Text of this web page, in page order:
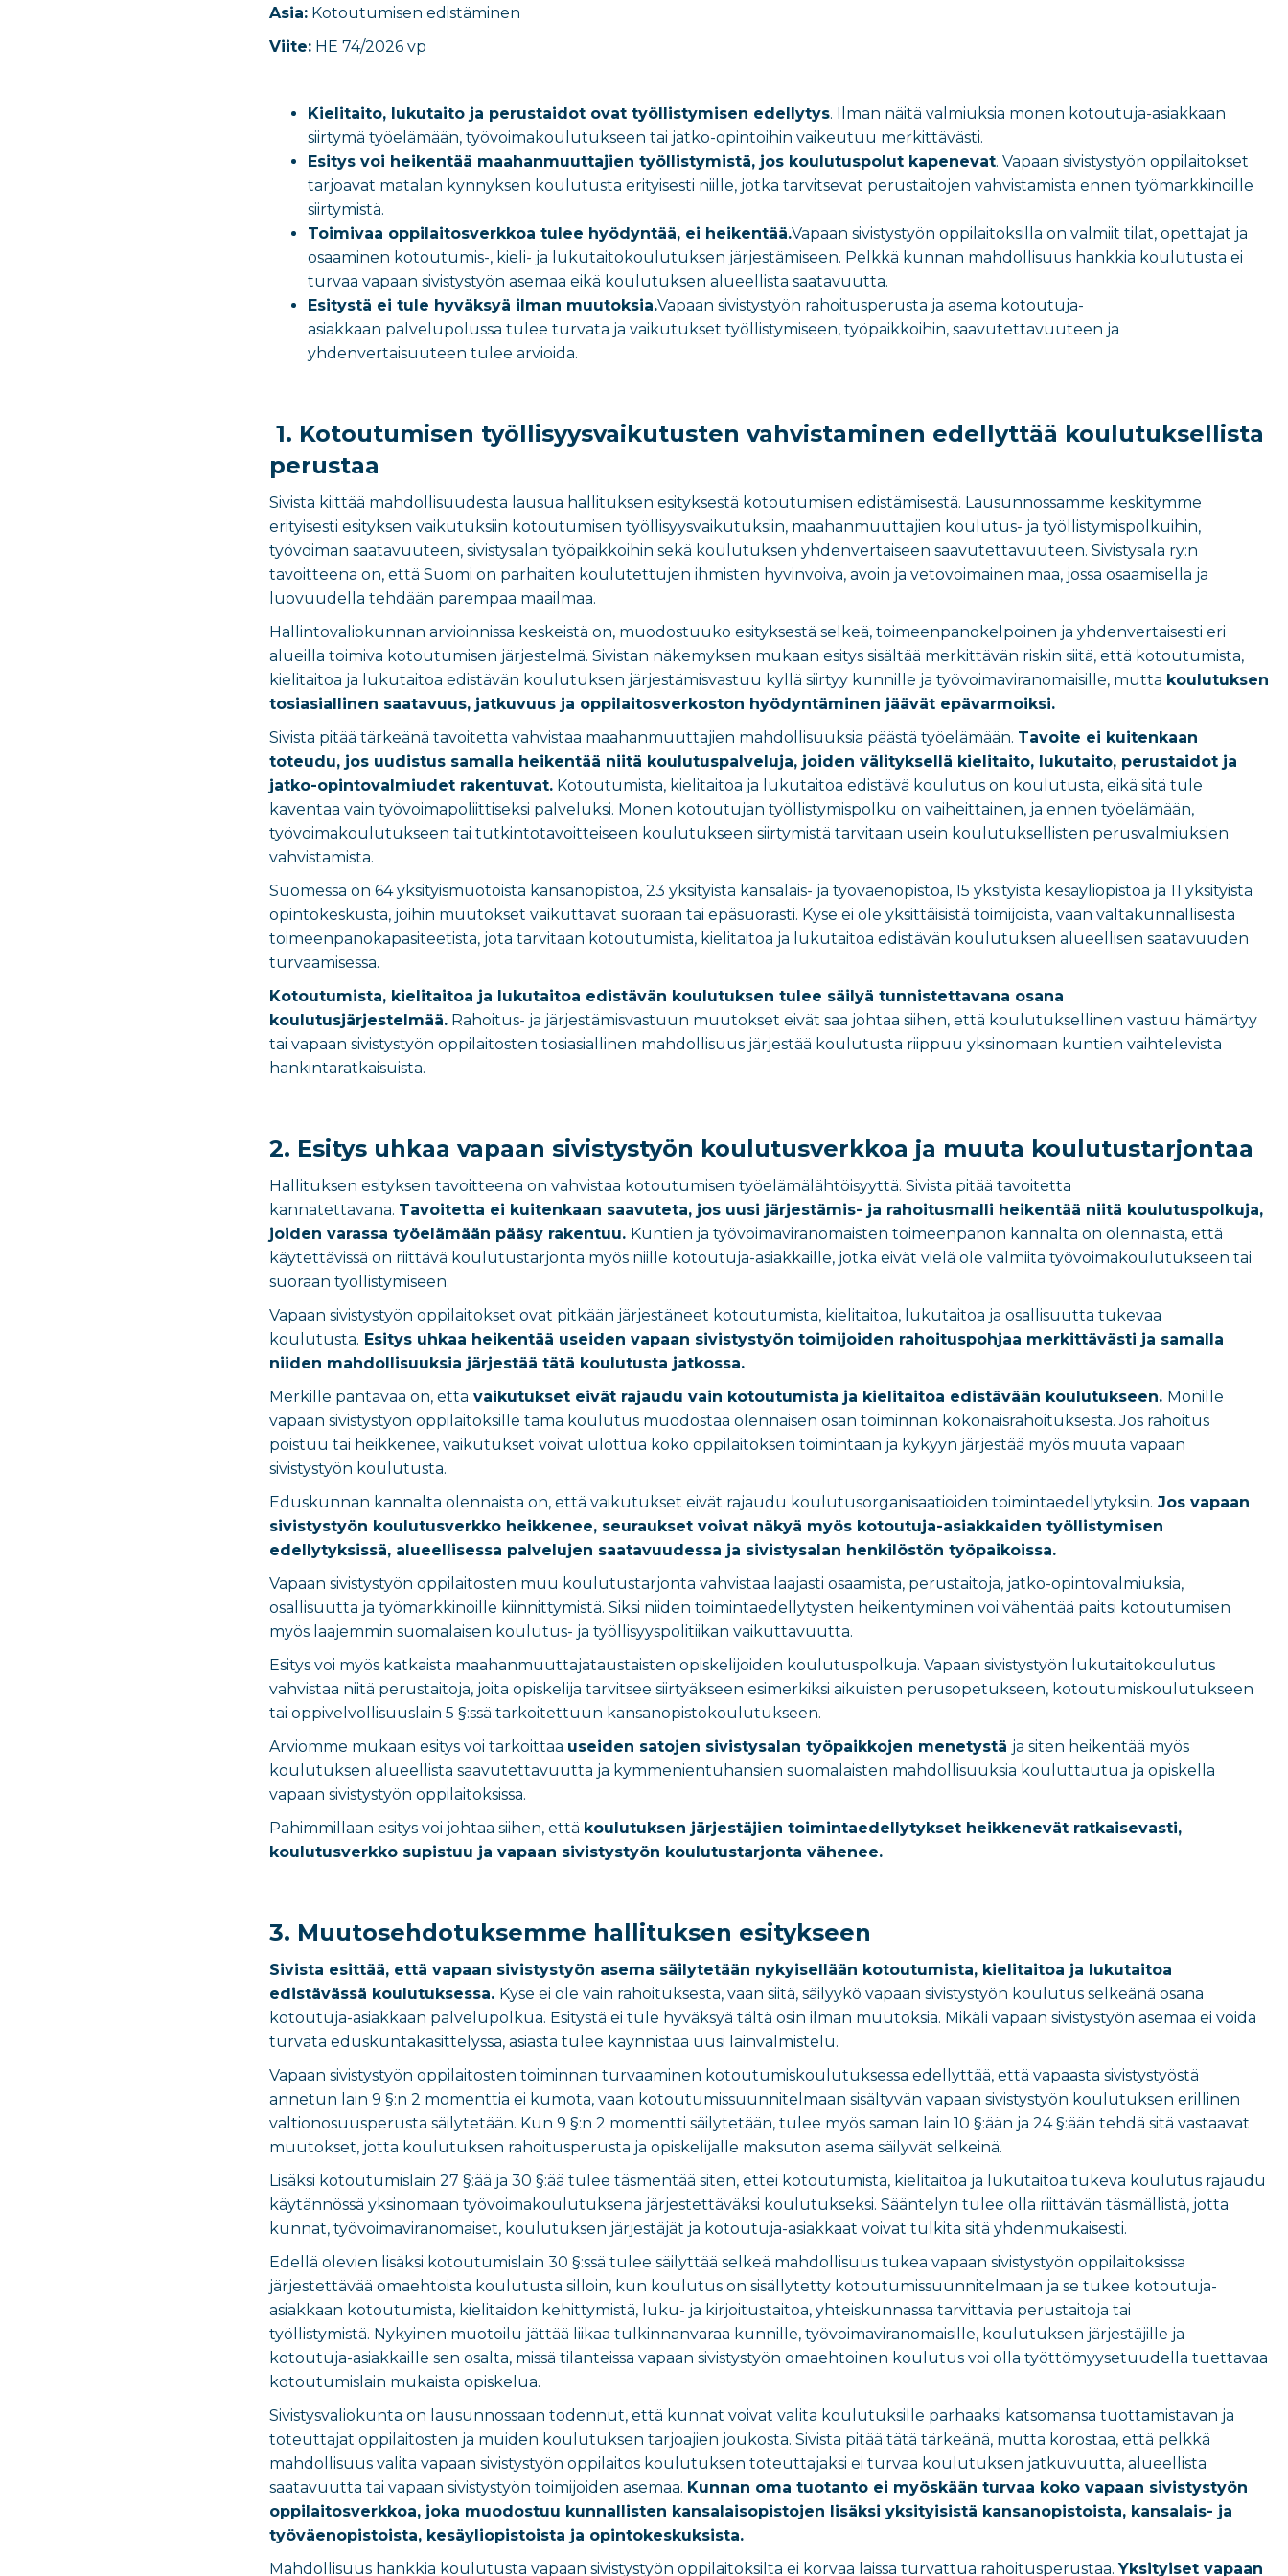
Asia: Kotoutumisen edistäminen
Viite: HE 74/2026 vp
Kielitaito, lukutaito ja perustaidot ovat työllistymisen edellytys. Ilman näitä valmiuksia monen kotoutuja-asiakkaan
siirtymä työelämään, työvoimakoulutukseen tai jatko-opintoihin vaikeutuu merkittävästi.
Esitys voi heikentää maahanmuuttajien työllistymistä, jos koulutuspolut kapenevat. Vapaan sivistystyön oppilaitokset
tarjoavat matalan kynnyksen koulutusta erityisesti niille, jotka tarvitsevat perustaitojen vahvistamista ennen työmarkkinoille
siirtymistä.
Toimivaa oppilaitosverkkoa tulee hyödyntää, ei heikentää.Vapaan sivistystyön oppilaitoksilla on valmiit tilat, opettajat ja
osaaminen kotoutumis-, kieli- ja lukutaitokoulutuksen järjestämiseen. Pelkkä kunnan mahdollisuus hankkia koulutusta ei
turvaa vapaan sivistystyön asemaa eikä koulutuksen alueellista saatavuutta.
Esitystä ei tule hyväksyä ilman muutoksia.Vapaan sivistystyön rahoitusperusta ja asema kotoutuja-
asiakkaan palvelupolussa tulee turvata ja vaikutukset työllistymiseen, työpaikkoihin, saavutettavuuteen ja
yhdenvertaisuuteen tulee arvioida.
1. Kotoutumisen työllisyysvaikutusten vahvistaminen edellyttää koulutuksellista
perustaa
Sivista kiittää mahdollisuudesta lausua hallituksen esityksestä kotoutumisen edistämisestä. Lausunnossamme keskitymme
erityisesti esityksen vaikutuksiin kotoutumisen työllisyysvaikutuksiin, maahanmuuttajien koulutus- ja työllistymispolkuihin,
työvoiman saatavuuteen, sivistysalan työpaikkoihin sekä koulutuksen yhdenvertaiseen saavutettavuuteen. Sivistysala ry:n
tavoitteena on, että Suomi on parhaiten koulutettujen ihmisten hyvinvoiva, avoin ja vetovoimainen maa, jossa osaamisella ja
luovuudella tehdään parempaa maailmaa.
Hallintovaliokunnan arvioinnissa keskeistä on, muodostuuko esityksestä selkeä, toimeenpanokelpoinen ja yhdenvertaisesti eri
alueilla toimiva kotoutumisen järjestelmä. Sivistan näkemyksen mukaan esitys sisältää merkittävän riskin siitä, että kotoutumista,
kielitaitoa ja lukutaitoa edistävän koulutuksen järjestämisvastuu kyllä siirtyy kunnille ja työvoimaviranomaisille, mutta koulutuksen
tosiasiallinen saatavuus, jatkuvuus ja oppilaitosverkoston hyödyntäminen jäävät epävarmoiksi.
Sivista pitää tärkeänä tavoitetta vahvistaa maahanmuuttajien mahdollisuuksia päästä työelämään. Tavoite ei kuitenkaan
toteudu, jos uudistus samalla heikentää niitä koulutuspalveluja, joiden välityksellä kielitaito, lukutaito, perustaidot ja
jatko-opintovalmiudet rakentuvat.Kotoutumista, kielitaitoa ja lukutaitoa edistävä koulutus on koulutusta, eikä sitä tule
kaventaa vain työvoimapoliittiseksi palveluksi. Monen kotoutujan työllistymispolku on vaiheittainen, ja ennen työelämään,
työvoimakoulutukseen tai tutkintotavoitteiseen koulutukseen siirtymistä tarvitaan usein koulutuksellisten perusvalmiuksien
vahvistamista.
Suomessa on 64 yksityismuotoista kansanopistoa, 23 yksityistä kansalais- ja työväenopistoa, 15 yksityistä kesäyliopistoa ja 11 yksityistä
opintokeskusta, joihin muutokset vaikuttavat suoraan tai epäsuorasti. Kyse ei ole yksittäisistä toimijoista, vaan valtakunnallisesta
toimeenpanokapasiteetista, jota tarvitaan kotoutumista, kielitaitoa ja lukutaitoa edistävän koulutuksen alueellisen saatavuuden
turvaamisessa.
Kotoutumista, kielitaitoa ja lukutaitoa edistävän koulutuksen tulee säilyä tunnistettavana osana
koulutusjärjestelmää.Rahoitus- ja järjestämisvastuun muutokset eivät saa johtaa siihen, että koulutuksellinen vastuu hämärtyy
tai vapaan sivistystyön oppilaitosten tosiasiallinen mahdollisuus järjestää koulutusta riippuu yksinomaan kuntien vaihtelevista
hankintaratkaisuista.
2. Esitys uhkaa vapaan sivistystyön koulutusverkkoa ja muuta koulutustarjontaa
Hallituksen esityksen tavoitteena on vahvistaa kotoutumisen työelämälähtöisyyttä. Sivista pitää tavoitetta
kannatettavana. Tavoitetta ei kuitenkaan saavuteta, jos uusi järjestämis- ja rahoitusmalli heikentää niitä koulutuspolkuja,
joiden varassa työelämään pääsy rakentuu. Kuntien ja työvoimaviranomaisten toimeenpanon kannalta on olennaista, että
käytettävissä on riittävä koulutustarjonta myös niille kotoutuja-asiakkaille, jotka eivät vielä ole valmiita työvoimakoulutukseen tai
suoraan työllistymiseen.
Vapaan sivistystyön oppilaitokset ovat pitkään järjestäneet kotoutumista, kielitaitoa, lukutaitoa ja osallisuutta tukevaa
koulutusta. Esitys uhkaa heikentää useiden vapaan sivistystyön toimijoiden rahoituspohjaa merkittävästi ja samalla
niiden mahdollisuuksia järjestää tätä koulutusta jatkossa.
Merkille pantavaa on, että vaikutukset eivät rajaudu vain kotoutumista ja kielitaitoa edistävään koulutukseen. Monille
vapaan sivistystyön oppilaitoksille tämä koulutus muodostaa olennaisen osan toiminnan kokonaisrahoituksesta. Jos rahoitus
poistuu tai heikkenee, vaikutukset voivat ulottua koko oppilaitoksen toimintaan ja kykyyn järjestää myös muuta vapaan
sivistystyön koulutusta.
Eduskunnan kannalta olennaista on, että vaikutukset eivät rajaudu koulutusorganisaatioiden toimintaedellytyksiin. Jos vapaan
sivistystyön koulutusverkko heikkenee, seuraukset voivat näkyä myös kotoutuja-asiakkaiden työllistymisen
edellytyksissä, alueellisessa palvelujen saatavuudessa ja sivistysalan henkilöstön työpaikoissa.
Vapaan sivistystyön oppilaitosten muu koulutustarjonta vahvistaa laajasti osaamista, perustaitoja, jatko-opintovalmiuksia,
osallisuutta ja työmarkkinoille kiinnittymistä. Siksi niiden toimintaedellytysten heikentyminen voi vähentää paitsi kotoutumisen
myös laajemmin suomalaisen koulutus- ja työllisyyspolitiikan vaikuttavuutta.
Esitys voi myös katkaista maahanmuuttajataustaisten opiskelijoiden koulutuspolkuja. Vapaan sivistystyön lukutaitokoulutus
vahvistaa niitä perustaitoja, joita opiskelija tarvitsee siirtyäkseen esimerkiksi aikuisten perusopetukseen, kotoutumiskoulutukseen
tai oppivelvollisuuslain 5 §:ssä tarkoitettuun kansanopistokoulutukseen.
Arviomme mukaan esitys voi tarkoittaa useiden satojen sivistysalan työpaikkojen menetystä ja siten heikentää myös
koulutuksen alueellista saavutettavuutta ja kymmenientuhansien suomalaisten mahdollisuuksia kouluttautua ja opiskella
vapaan sivistystyön oppilaitoksissa.
Pahimmillaan esitys voi johtaa siihen, että koulutuksen järjestäjien toimintaedellytykset heikkenevät ratkaisevasti,
koulutusverkko supistuu ja vapaan sivistystyön koulutustarjonta vähenee.
3. Muutosehdotuksemme hallituksen esitykseen
Sivista esittää, että vapaan sivistystyön asema säilytetään nykyisellään kotoutumista, kielitaitoa ja lukutaitoa
edistävässä koulutuksessa. Kyse ei ole vain rahoituksesta, vaan siitä, säilyykö vapaan sivistystyön koulutus selkeänä osana
kotoutuja-asiakkaan palvelupolkua. Esitystä ei tule hyväksyä tältä osin ilman muutoksia. Mikäli vapaan sivistystyön asemaa ei voida
turvata eduskuntakäsittelyssä, asiasta tulee käynnistää uusi lainvalmistelu.
Vapaan sivistystyön oppilaitosten toiminnan turvaaminen kotoutumiskoulutuksessa edellyttää, että vapaasta sivistystyöstä
annetun lain 9 §:n 2 momenttia ei kumota, vaan kotoutumissuunnitelmaan sisältyvän vapaan sivistystyön koulutuksen erillinen
valtionosuusperusta säilytetään. Kun 9 §:n 2 momentti säilytetään, tulee myös saman lain 10 §:ään ja 24 §:ään tehdä sitä vastaavat
muutokset, jotta koulutuksen rahoitusperusta ja opiskelijalle maksuton asema säilyvät selkeinä.
Lisäksi kotoutumislain 27 §:ää ja 30 §:ää tulee täsmentää siten, ettei kotoutumista, kielitaitoa ja lukutaitoa tukeva koulutus rajaudu
käytännössä yksinomaan työvoimakoulutuksena järjestettäväksi koulutukseksi. Sääntelyn tulee olla riittävän täsmällistä, jotta
kunnat, työvoimaviranomaiset, koulutuksen järjestäjät ja kotoutuja-asiakkaat voivat tulkita sitä yhdenmukaisesti.
Edellä olevien lisäksi kotoutumislain 30 §:ssä tulee säilyttää selkeä mahdollisuus tukea vapaan sivistystyön oppilaitoksissa
järjestettävää omaehtoista koulutusta silloin, kun koulutus on sisällytetty kotoutumissuunnitelmaan ja se tukee kotoutuja-
asiakkaan kotoutumista, kielitaidon kehittymistä, luku- ja kirjoitustaitoa, yhteiskunnassa tarvittavia perustaitoja tai
työllistymistä. Nykyinen muotoilu jättää liikaa tulkinnanvaraa kunnille, työvoimaviranomaisille, koulutuksen järjestäjille ja
kotoutuja-asiakkaille sen osalta, missä tilanteissa vapaan sivistystyön omaehtoinen koulutus voi olla työttömyysetuudella tuettavaa
kotoutumislain mukaista opiskelua.
Sivistysvaliokunta on lausunnossaan todennut, että kunnat voivat valita koulutuksille parhaaksi katsomansa tuottamistavan ja
toteuttajat oppilaitosten ja muiden koulutuksen tarjoajien joukosta. Sivista pitää tätä tärkeänä, mutta korostaa, että pelkkä
mahdollisuus valita vapaan sivistystyön oppilaitos koulutuksen toteuttajaksi ei turvaa koulutuksen jatkuvuutta, alueellista
saatavuutta tai vapaan sivistystyön toimijoiden asemaa. Kunnan oma tuotanto ei myöskään turvaa koko vapaan sivistystyön
oppilaitosverkkoa, joka muodostuu kunnallisten kansalaisopistojen lisäksi yksityisistä kansanopistoista, kansalais- ja
työväenopistoista, kesäyliopistoista ja opintokeskuksista.
Mahdollisuus hankkia koulutusta vapaan sivistystyön oppilaitoksilta ei korvaa laissa turvattua rahoitusperustaa. Yksityiset vapaan